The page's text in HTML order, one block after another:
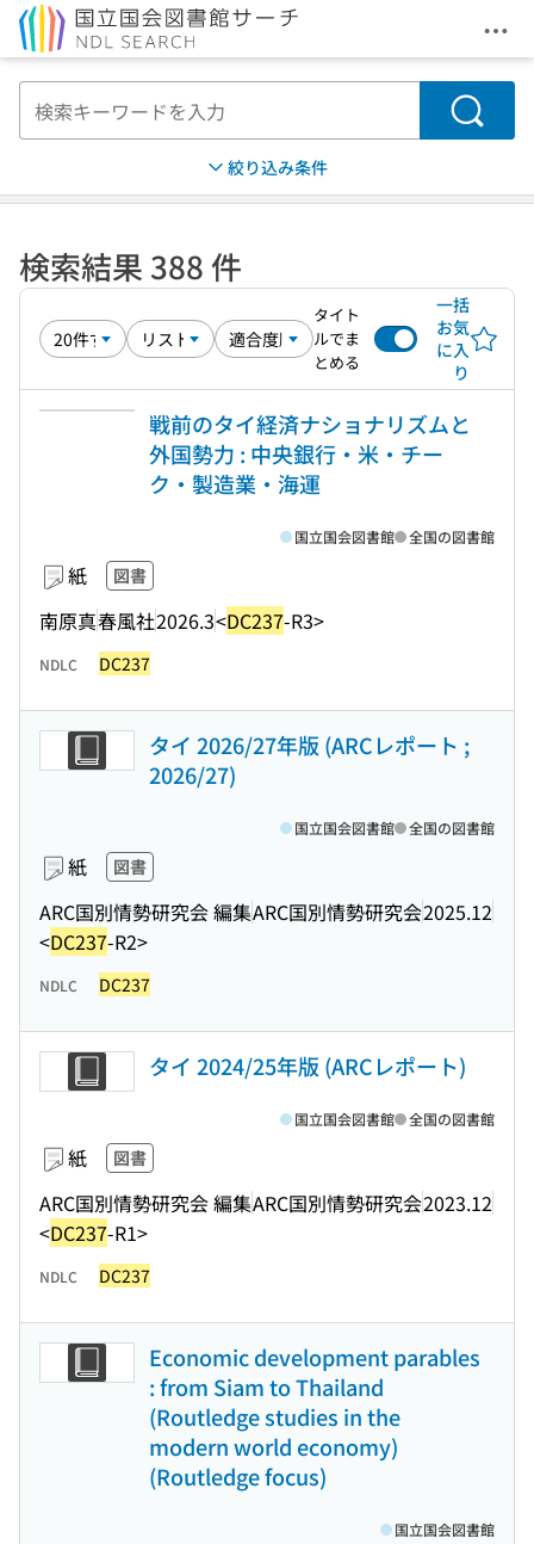
メ
検索
絞り込み条件
検索結果 388 件
タイト
ルでま
とめる
一括
お気
に入
り
戦前のタイ経済ナショナリズムと
外国勢力 : 中央銀行・米・チー
ク・製造業・海運
紙 図書
南原真春風社2026.3<DC237-R3>
国立国会図書館 全国の図書館
NDLC DC237
タイ 2026/27年版 (ARCレポート ;
2026/27)
紙 図書
ARC国別情勢研究会 編集ARC国別情勢研究会2025.12
<DC237-R2>
国立国会図書館 全国の図書館
NDLC DC237
タイ 2024/25年版 (ARCレポート)
紙 図書
ARC国別情勢研究会 編集ARC国別情勢研究会2023.12
<DC237-R1>
国立国会図書館 全国の図書館
NDLC DC237
Economic development parables
: from Siam to Thailand
(Routledge studies in the
modern world economy)
(Routledge focus)
国立国会図書館